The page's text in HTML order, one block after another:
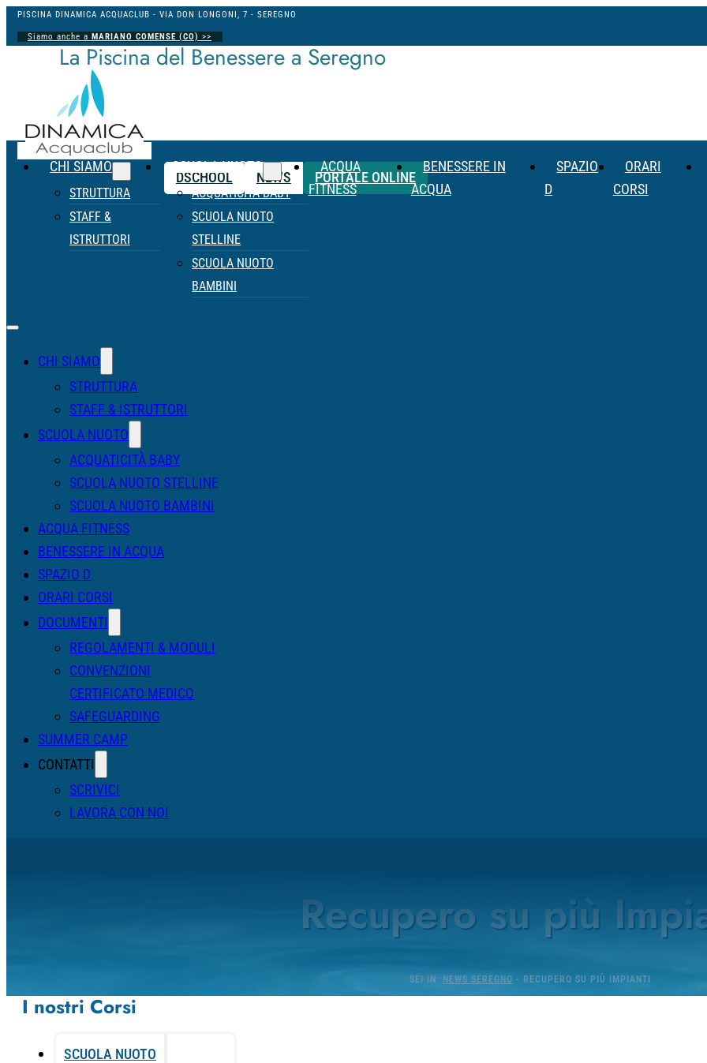
PISCINA DINAMICA ACQUACLUB - VIA DON LONGONI, 7 - SEREGNO
Siamo anche a MARIANO COMENSE (CO) >>
La Piscina del Benessere a Seregno
DSCHOOL NEWS PORTALE ONLINE
CHI SIAMO
STRUTTURA
STAFF &
ISTRUTTORI
SCUOLA NUOTO
ACQUATICITÀ BABY
SCUOLA NUOTO
STELLINE
SCUOLA NUOTO
BAMBINI
ACQUA
FITNESS
BENESSERE IN
ACQUA
SPAZIO
D
ORARI
CORSI
CHI SIAMO
STRUTTURA
STAFF & ISTRUTTORI
SCUOLA NUOTO
ACQUATICITÀ BABY
SCUOLA NUOTO STELLINE
SCUOLA NUOTO BAMBINI
ACQUA FITNESS
BENESSERE IN ACQUA
SPAZIO D
ORARI CORSI
DOCUMENTI
REGOLAMENTI & MODULI
CONVENZIONI
CERTIFICATO MEDICO
SAFEGUARDING
SUMMER CAMP
CONTATTI
SCRIVICI
LAVORA CON NOI
Recupero su più
SEI IN: NEWS SEREGNO - RECUPERO SU PIÙ IMPIANTI
I nostri Corsi
SCUOLA NUOTO